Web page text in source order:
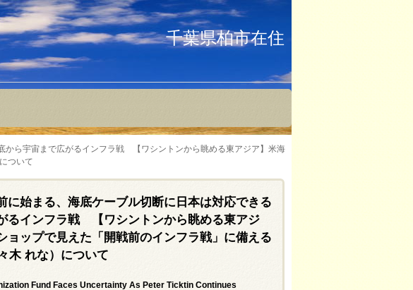
千葉県柏市在住
から宇宙まで広がるインフラ戦 【ワシントンから眺める東アジア】米海
ついて
に始まる、海底ケーブル切断に日本は対応できる
るインフラ戦 【ワシントンから眺める東アジ
ョップで見えた「開戦前のインフラ戦」に備える
木 れな）について
Fund Faces Uncertainty As Peter Ticktin Continues